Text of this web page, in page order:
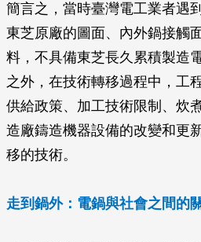
簡言之，當時臺灣電工業者遇
東芝原廠的圖面、內外鍋接觸
料，不具備東芝長久累積製造
之外，在技術轉移過程中，工
供給政策、加工技術限制、炊
造廠鑄造機器設備的改變和更
移的技術。
走到鍋外：電鍋與社會之間的